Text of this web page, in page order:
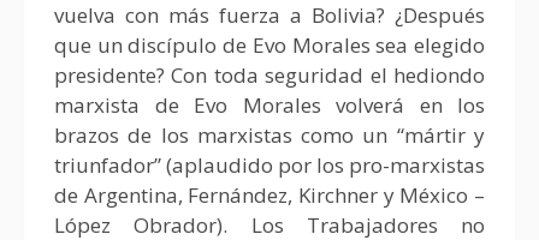
vuelva con más fuerza a Bolivia? ¿Después
que un discípulo de Evo Morales sea elegido
presidente? Con toda seguridad el hediondo
marxista de Evo Morales volverá en los
brazos de los marxistas como un “mártir y
triunfador” (aplaudido por los pro-marxistas
de Argentina, Fernández, Kirchner y México –
López Obrador). Los Trabajadores no